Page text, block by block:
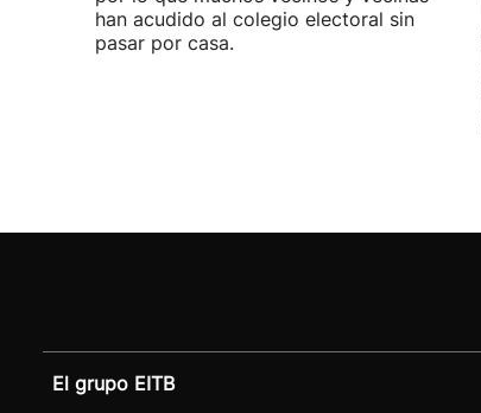
han acudido al colegio electoral sin
pasar por casa.
El grupo EITB